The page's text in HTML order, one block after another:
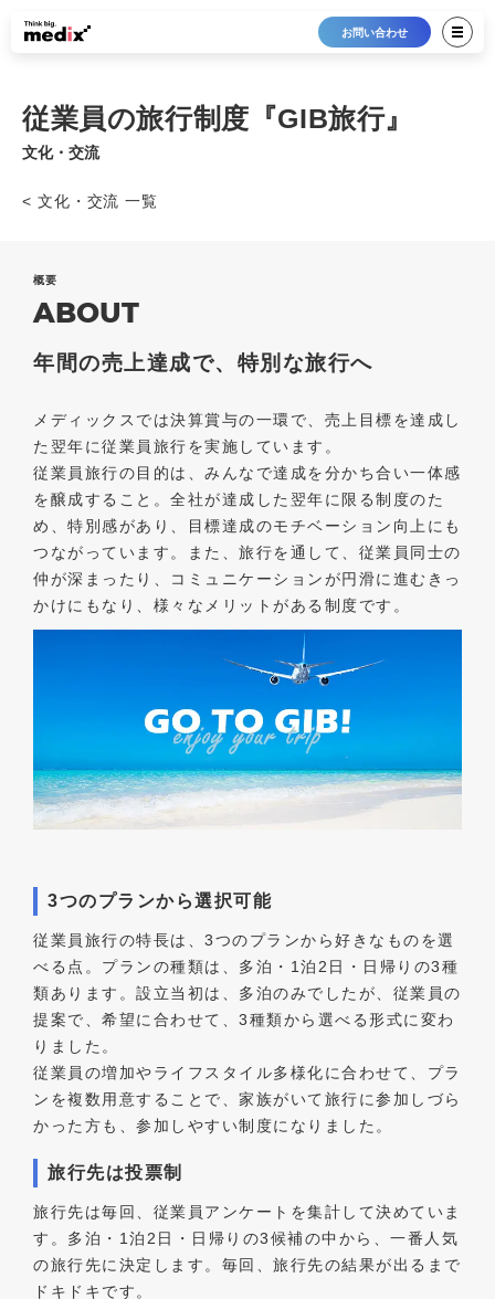
お問い合わせ
従業員の旅行制度『GIB旅行』
文化・交流
< 文化・交流 一覧
概要
ABOUT
年間の売上達成で、特別な旅行へ
メディックスでは決算賞与の一環で、売上目標を達成し
た翌年に従業員旅行を実施しています。
従業員旅行の目的は、みんなで達成を分かち合い一体感
を醸成すること。全社が達成した翌年に限る制度のた
め、特別感があり、目標達成のモチベーション向上にも
つながっています。また、旅行を通して、従業員同士の
仲が深まったり、コミュニケーションが円滑に進むきっ
かけにもなり、様々なメリットがある制度です。
3つのプランから選択可能
従業員旅行の特長は、3つのプランから好きなものを選
べる点。プランの種類は、多泊・1泊2日・日帰りの3種
類あります。設立当初は、多泊のみでしたが、従業員の
提案で、希望に合わせて、3種類から選べる形式に変わ
りました。
従業員の増加やライフスタイル多様化に合わせて、プラ
ンを複数用意することで、家族がいて旅行に参加しづら
かった方も、参加しやすい制度になりました。
旅行先は投票制
旅行先は毎回、従業員アンケートを集計して決めていま
す。多泊・1泊2日・日帰りの3候補の中から、一番人気
の旅行先に決定します。毎回、旅行先の結果が出るまで
ドキドキです。